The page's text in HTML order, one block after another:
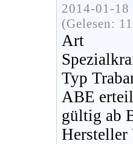
2014-01-
(Gelesen:
Art
Typ
ABE
gültig ab